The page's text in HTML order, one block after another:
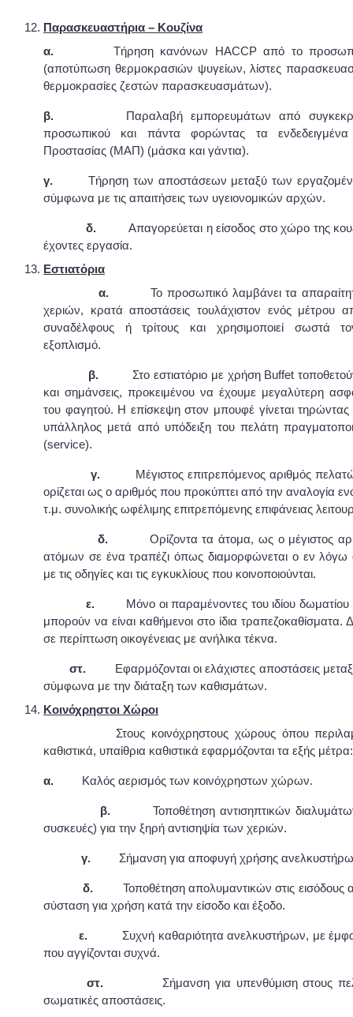
Παρασκευαστήρια – Κουζίνα
α. Τήρηση κανόνων HACCP από το προσωπικό
(αποτύπωση θερμοκρασιών ψυγείων, λίστες
θερμοκρασίες ζεστών παρασκευασμάτων).
β. Παραλαβή εμπορευμάτων από
προσωπικού και πάντα φορώντας τα
Προστασίας (ΜΑΠ) (μάσκα και γάντια).
γ. Τήρηση των αποστάσεων μεταξύ των
σύμφωνα με τις απαιτήσεις των υγειονομικών αρχών.
δ.Απαγορεύεται η είσοδος στο χώρο της
έχοντες εργασία.
Εστιατόρια
α. Το προσωπικό λαμβάνει τα
χεριών, κρατά αποστάσεις τουλάχιστον ενός μέτρου
συναδέλφους ή τρίτους και χρησιμοποιεί σωστά
εξοπλισμό.
β. Στο εστιατόριο με χρήση Buffet
και σημάνσεις, προκειμένου να έχουμε μεγαλύτερη
του φαγητού. Η επίσκεψη στον μπουφέ γίνεται τηρώντας
υπάλληλος μετά από υπόδειξη του πελάτη
(service).
γ. Μέγιστος επιτρεπόμενος αριθμός
ορίζεται ως ο αριθμός που προκύπτει από την αναλογία
τ.μ. συνολικής ωφέλιμης επιτρεπόμενης επιφάνειας
δ. Ορίζοντα τα άτομα, ως ο μέγιστος
ατόμων σε ένα τραπέζι όπως διαμορφώνεται ο εν λόγω
με τις οδηγίες και τις εγκυκλίους που κοινοποιούνται.
ε. Μόνο οι παραμένοντες του ιδίου δωματίου
μπορούν να είναι καθήμενοι στο ίδια τραπεζοκαθίσματα.
σε περίπτωση οικογένειας με ανήλικα τέκνα.
στ. Εφαρμόζονται οι ελάχιστες αποστάσεις
σύμφωνα με την διάταξη των καθισμάτων.
Κοινόχρηστοι Χώροι
Στους κοινόχρηστους χώρους όπου
καθιστικά, υπαίθρια καθιστικά εφαρμόζονται τα εξής μέτρα:
α. Καλός αερισμός των κοινόχρηστων χώρων.
β. Τοποθέτηση αντισηπτικών
συσκευές) για την ξηρή αντισηψία των χεριών.
γ. Σήμανση για αποφυγή χρήσης
δ.Τοποθέτηση απολυμαντικών στις εισόδους
σύσταση για χρήση κατά την είσοδο και έξοδο.
ε. Συχνή καθαριότητα ανελκυστήρων, με
που αγγίζονται συχνά.
στ. Σήμανση για υπενθύμιση στους
σωματικές αποστάσεις.